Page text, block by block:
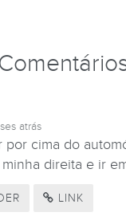
atrás
por cima do
direita e ir
LINK